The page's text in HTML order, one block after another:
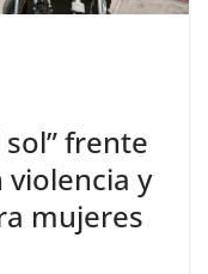
frente
violencia y
mujeres